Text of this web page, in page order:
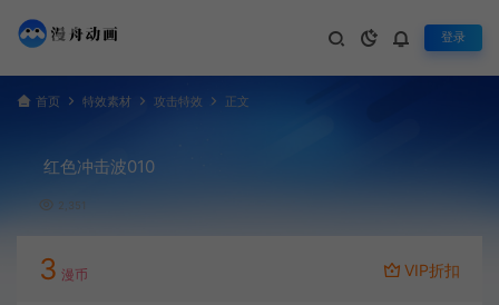
登录
首页 特效素材 攻击特效 正文
红色冲击波010
2,351
3 漫币 VIP折扣